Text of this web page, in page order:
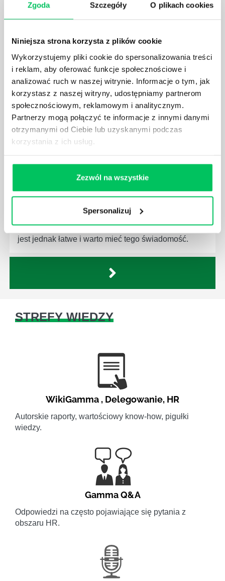
Zgoda Szczegóły O plikach cookies
Niniejsza strona korzysta z plików cookie
Wykorzystujemy pliki cookie do spersonalizowania treści
i reklam, aby oferować funkcje społecznościowe i
analizować ruch w naszej witrynie. Informacje o tym, jak
korzystasz z naszej witryny, udostępniamy partnerom
społecznościowym, reklamowym i analitycznym.
Partnerzy mogą połączyć te informacje z innymi danymi
otrzymanymi od Ciebie lub uzyskanymi podczas
korzystania z ich usług.
Zezwól na wszystkie
Spersonalizuj
JAK BRYGADZISTA MOŻE ROZWINĄĆ SWOJE
KOMPETENCJE MENEDŻERSKIE?
Menedżer to niezwykle ważne stanowisko w każdej
firmie. Osoba je pełniąca jest w pełni odpowiedzialna
za realizację działań podległych mu osób oraz
JAKĄ METODĘ ZARZĄDZANIA POWINIEN ZNAĆ
KAŻDY MENEDŻER?
Istnieje wiele metod zarządzania, które mogą okazać
się niezwykle przydatne. Zarządzanie zasobami
ludzkimi oraz poszczególnymi etapami projektu nie
jest jednak łatwe i warto mieć tego świadomość.
STREFY WIEDZY
WikiGamma , Delegowanie, HR
Autorskie raporty, wartościowy know-how, pigułki
wiedzy.
Gamma Q&A
Odpowiedzi na często pojawiające się pytania z
obszaru HR.